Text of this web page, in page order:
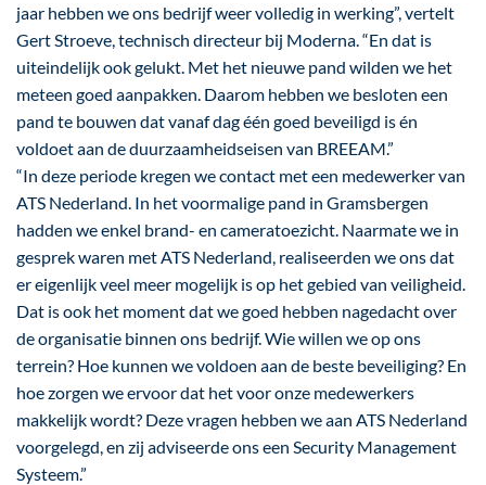
jaar hebben we ons bedrijf weer volledig in werking”, vertelt
Gert Stroeve, technisch directeur bij Moderna. “En dat is
uiteindelijk ook gelukt. Met het nieuwe pand wilden we het
meteen goed aanpakken. Daarom hebben we besloten een
pand te bouwen dat vanaf dag één goed beveiligd is én
voldoet aan de duurzaamheidseisen van BREEAM.”
“In deze periode kregen we contact met een medewerker van
ATS Nederland. In het voormalige pand in Gramsbergen
hadden we enkel brand- en cameratoezicht. Naarmate we in
gesprek waren met ATS Nederland, realiseerden we ons dat
er eigenlijk veel meer mogelijk is op het gebied van veiligheid.
Dat is ook het moment dat we goed hebben nagedacht over
de organisatie binnen ons bedrijf. Wie willen we op ons
terrein? Hoe kunnen we voldoen aan de beste beveiliging? En
hoe zorgen we ervoor dat het voor onze medewerkers
makkelijk wordt? Deze vragen hebben we aan ATS Nederland
voorgelegd, en zij adviseerde ons een Security Management
Systeem.”